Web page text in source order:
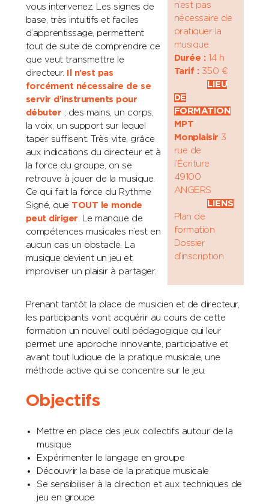
vous intervenez. Les signes de
base, très intuitifs et faciles
d’apprentissage, permettent
tout de suite de comprendre ce
que veut transmettre le
directeur.
Il n’est pas
forcément nécessaire de se
servir d’instruments pour
débuter ; des mains, un corps,
la voix, un support sur lequel
taper suffisent. Très vite, grâce
aux indications du directeur et à
la force du groupe, on se
retrouve à jouer de la musique.
Ce qui fait la force du Rythme
Signé, que TOUT le monde
peut diriger. Le manque de
compétences musicales n’est en
aucun cas un obstacle. La
musique devient un jeu et
improviser un plaisir à partager.
n’est pas
nécessaire de
pratiquer la
musique.
Durée :14 h
Tarif :350 €
LIEU
DE
FORMATION
MPT
Monplaisir 3
rue de
l’Écriture
49100
ANGERS
LIENS
Plan de
formation
Dossier
d’inscription
Prenant tantôt la place de musicien et de directeur,
les participants vont acquérir au cours de cette
formation un nouvel outil pédagogique qui leur
permet une approche innovante, participative et
avant tout ludique de la pratique musicale, une
méthode active qui se concentre sur le jeu.
Objectifs
Mettre en place des jeux collectifs autour de la
musique
Expérimenter le langage en groupe
Découvrir la base de la pratique musicale
Se sensibiliser à la direction et aux techniques de
jeu en groupe